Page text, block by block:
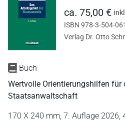
Buch
Wertvolle Orientierungshilfen für
Staatsanwaltschaft
170 X 240 mm, 7. Auflage 2026,
ca. 75,00 €
ISBN 978-3-504-
Verlag Dr. Otto